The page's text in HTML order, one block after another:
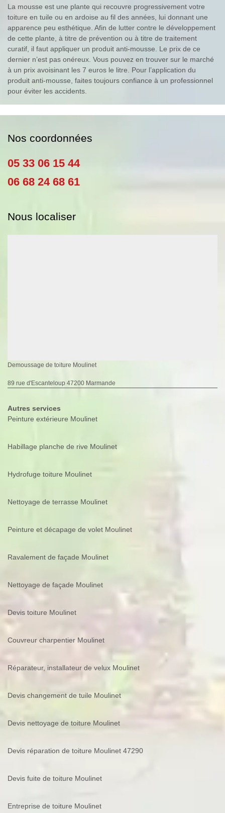
La mousse est une plante qui recouvre progressivement votre
toiture en tuile ou en ardoise au fil des années, lui donnant une
apparence peu esthétique. Afin de lutter contre le développement
de cette plante, à titre de prévention ou à titre de traitement
curatif, il faut appliquer un produit anti-mousse. Le prix de ce
dernier n’est pas onéreux. Vous pouvez en trouver sur le marché
à un prix avoisinant les 7 euros le litre. Pour l’application du
produit anti-mousse, faites toujours confiance à un professionnel
pour éviter les accidents.
Nos coordonnées
05 33 06 15 44
06 68 24 68 61
Nous localiser
Demoussage de toiture Moulinet
89 rue d'Escanteloup 47200 Marmande
Autres services
Peinture extérieure Moulinet
Habillage planche de rive Moulinet
Hydrofuge toiture Moulinet
Nettoyage de terrasse Moulinet
Peinture et décapage de volet Moulinet
Ravalement de façade Moulinet
Nettoyage de façade Moulinet
Devis toiture Moulinet
Couvreur charpentier Moulinet
Réparateur, installateur de velux Moulinet
Devis changement de tuile Moulinet
Devis nettoyage de toiture Moulinet
Devis réparation de toiture Moulinet 47290
Devis fuite de toiture Moulinet
Entreprise de toiture Moulinet